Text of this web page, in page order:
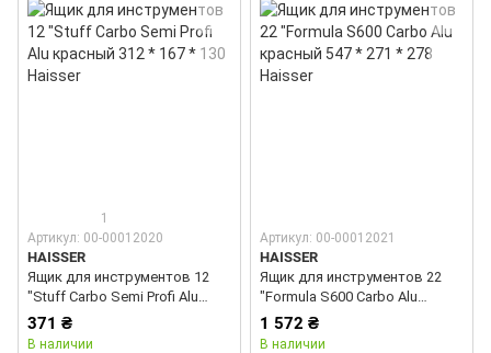
1
Артикул: 00-00012020
HAISSER
Ящик для инструментов 12
"Stuff Carbo Semi Profi Alu
красный 312 * 167 * 130
Haisser
371 ₴
В наличии
Артикул: 00-00012021
HAISSER
Ящик для инструментов 22
"Formula S600 Carbo Alu
красный 547 * 271 * 278
Haisser
1 572 ₴
В наличии